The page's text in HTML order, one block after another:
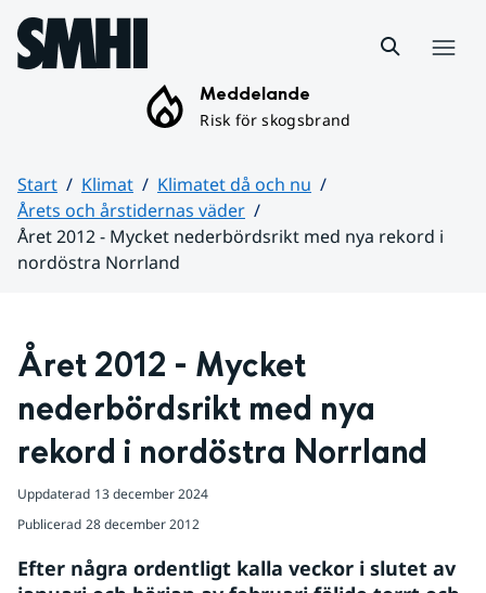
Hoppa till sidans innehåll
Meddelande
Risk för skogsbrand
Start Klimat
Klimatet då och nu
Årets och årstidernas väder
Året 2012 - Mycket nederbördsrikt med nya rekord i
nordöstra Norrland
Året 2012 - Mycket
nederbördsrikt med nya
rekord i nordöstra Norrland
Uppdaterad 13 december 2024
Publicerad 28 december 2012
Efter några ordentligt kalla veckor i slutet av